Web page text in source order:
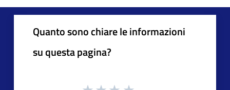
Quanto sono chiare le informazioni
su questa pagina?